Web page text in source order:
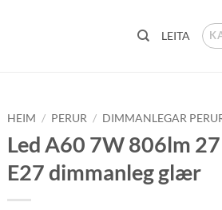
LEITA
HEIM / PERUR / DIMMANLEGAR
Led A60 7W 806lm
E27 dimmanleg glær